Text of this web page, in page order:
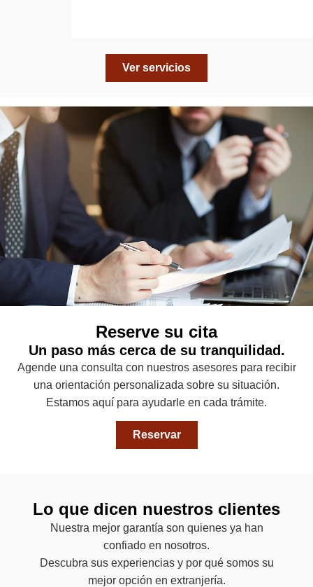
Ver servicios
Reserve su cita
Un paso más cerca de su tranquilidad.
Agende una consulta con nuestros asesores para recibir
una orientación personalizada sobre su situación.
Estamos aquí para ayudarle en cada trámite.
Reservar
Lo que dicen nuestros clientes
Nuestra mejor garantía son quienes ya han
confiado en nosotros.
Descubra sus experiencias y por qué somos su
mejor opción en extranjería.